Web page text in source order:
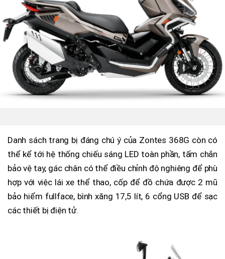
Danh sách trang bị đáng chú ý của Zontes 368G còn có
thể kể tới hệ thống chiếu sáng LED toàn phần, tấm chắn
bảo vệ tay, gác chân có thể điều chỉnh độ nghiêng để phù
hợp với việc lái xe thể thao, cốp để đồ chứa được 2 mũ
bảo hiểm fullface, bình xăng 17,5 lít, 6 cổng USB để sạc
các thiết bị điện tử.